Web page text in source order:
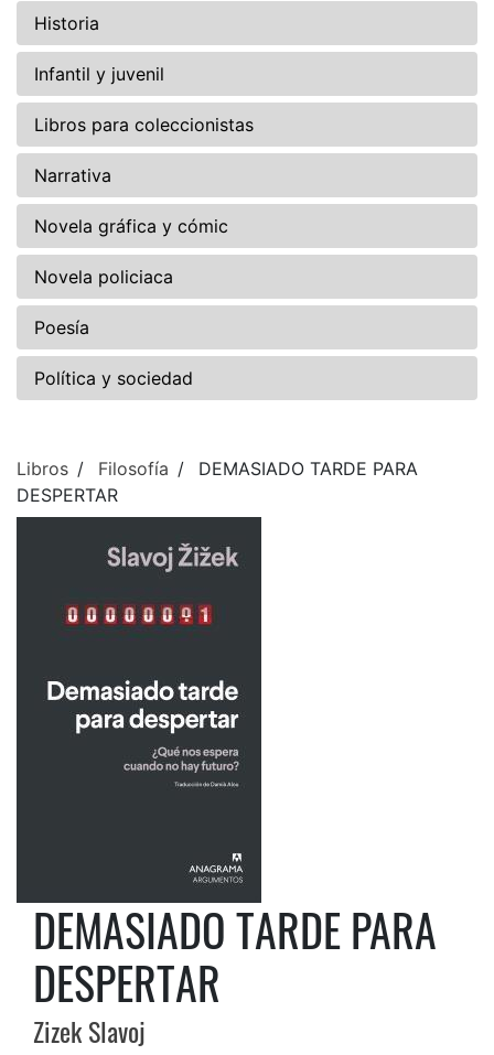
Historia
Infantil y juvenil
Libros para coleccionistas
Narrativa
Novela gráfica y cómic
Novela policiaca
Poesía
Política y sociedad
Libros Filosofía
DEMASIADO TARDE PARA
DESPERTAR
DEMASIADO TARDE PARA
DESPERTAR
Zizek Slavoj